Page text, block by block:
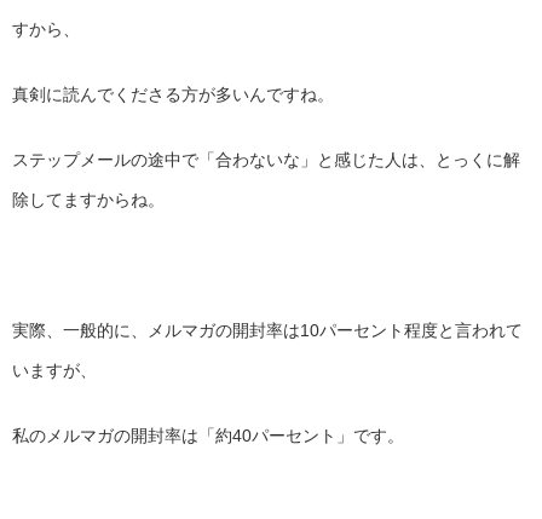
すから、
真剣に読んでくださる方が多いんですね。
ステップメールの途中で「合わないな」と感じた人は、とっくに解
除してますからね。
実際、一般的に、メルマガの開封率は10パーセント程度と言われて
いますが、
私のメルマガの開封率は「約40パーセント」です。